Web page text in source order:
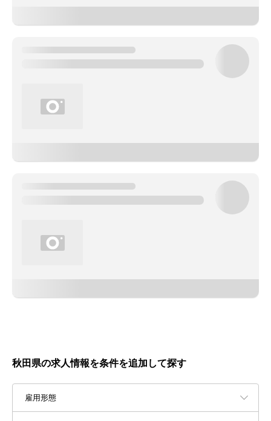
秋田県の求人情報を条件を追加して探す
雇用形態